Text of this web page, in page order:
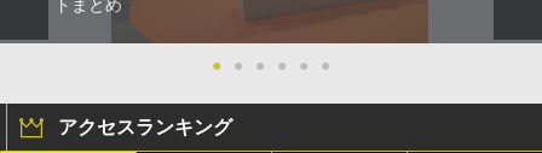
トまとめ
● ● ● ● ● ●
アクセスランキング